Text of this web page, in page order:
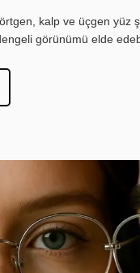
kalp ve üçgen yüz
görünümü elde